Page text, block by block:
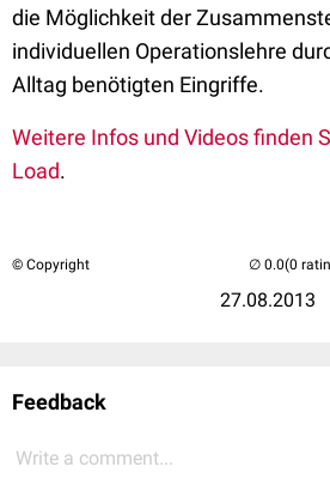
die Möglichkeit der
individuellen Operationslehre
Alltag benötigten Eingriffe.
Weitere Infos und Videos finden
Load.
© Copyright
27.08.2013
(0
Feedback
Write a comment...